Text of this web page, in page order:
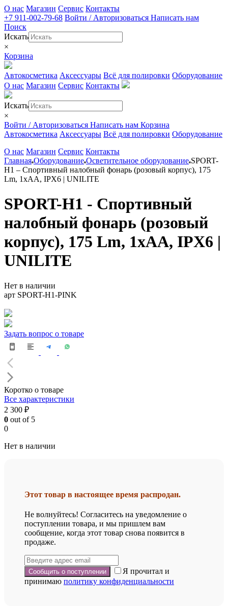
О нас Магазин Сервис Контакты
+7 911-002-79-68 Войти / Авторизоваться Написать нам
Поиск
Искать
×
Корзина
Автокосметика Аксессуары Всё для полировки Оборудование
О нас Магазин Сервис Контакты
Искать
×
Войти / Авторизоваться Написать нам Корзина
Автокосметика Аксессуары Всё для полировки Оборудование
О нас Магазин Сервис Контакты
Главная Оборудование Осветительное оборудование SPORT-
H1 – Спортивный налобный фонарь (розовый корпус), 175
Lm, 1xAA, IPX6 | UNILITE
SPORT-H1 - Спортивный
налобный фонарь (розовый
корпус), 175 Lm, 1xAA, IPX6 |
UNILITE
Нет в наличии
арт SPORT-H1-PINK
Задать вопрос о товаре
Коротко о товаре
Все характеристики
2 300 ₽
0 out of 5
0
Нет в наличии
Этот товар в настоящее время распродан.
Не волнуйтесь! Согласитесь на уведомление о
поступлении товара, и мы пришлем вам
сообщение, когда этот товар снова появится в
продаже.
Я прочитал и
принимаю политику конфиденциальности